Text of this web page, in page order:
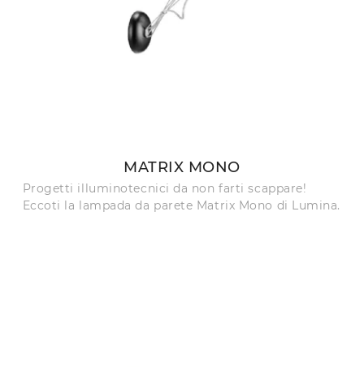
MATRIX MONO
Progetti illuminotecnici da non farti scappare!
Eccoti la lampada da parete Matrix Mono di Lumina.